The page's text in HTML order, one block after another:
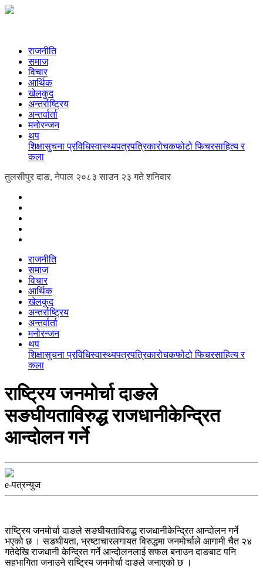
राजनीति
समाज
विचार
आर्थिक
खेलकुद
अन्तर्राष्ट्रिय
अन्तर्वार्ता
मनोरन्जन
थप
शिक्षासुचना प्रविधिस्वास्थ्यपत्रपत्रिकारोचकफोटो फिचरसाहित्य र
कला
तुलसीपुर दाङ, नेपाल २०८३ साउन २३ गते शनिवार
राजनीति
समाज
विचार
आर्थिक
खेलकुद
अन्तर्राष्ट्रिय
अन्तर्वार्ता
मनोरन्जन
थप
शिक्षासुचना प्रविधिस्वास्थ्यपत्रपत्रिकारोचकफोटो फिचरसाहित्य र
कला
राष्ट्रिय जनमोर्चा दाङले
सङघीयताविरुद्ध राजधानीकेन्द्रित
आन्दोलन गर्ने
e-पत्रन्युज
राष्ट्रिय जनमोर्चा दाङले सङघीयताविरुद्ध राजधानीकेन्द्रित आन्दोलन गर्ने
भएको छ । सङघीयता, भ्रष्टाचारलगायत विरुद्धमा जनमोर्चाले आगामी चैत २४
गतेदेखि राजधानी केन्द्रित गर्ने आन्दोलनलाई सफल बनाउन दाङबाट पनि
सहभागिता जनाउने राष्ट्रिय जनमोर्चा दाङले जनाएको छ ।